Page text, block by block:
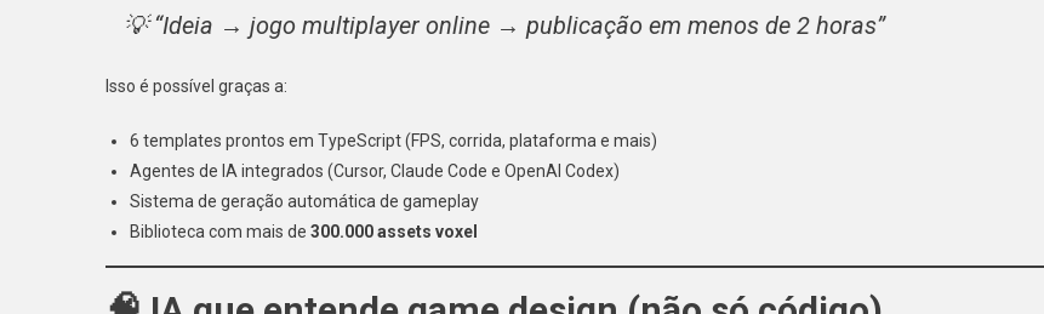
💡 “Ideia → jogo multiplayer online → publicação em menos de 2 horas”
Isso é possível graças a:
6 templates prontos em TypeScript (FPS, corrida, plataforma e mais)
Agentes de IA integrados (Cursor, Claude Code e OpenAI Codex)
Sistema de geração automática de gameplay
Biblioteca com mais de 300.000 assets voxel